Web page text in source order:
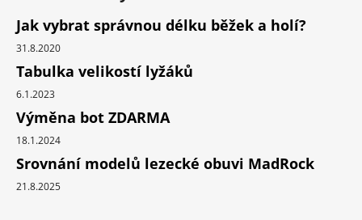
Jak vybrat správnou délku běžek a holí?
31.8.2020
Tabulka velikostí lyžáků
6.1.2023
Výměna bot ZDARMA
18.1.2024
Srovnání modelů lezecké obuvi MadRock
21.8.2025